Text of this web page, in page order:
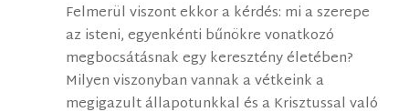
Felmerül viszont ekkor a kérdés: mi a szerepe
az isteni, egyenkénti bűnökre vonatkozó
megbocsátásnak egy keresztény életében?
Milyen viszonyban vannak a vétkeink a
megigazult állapotunkkal és a Krisztussal való